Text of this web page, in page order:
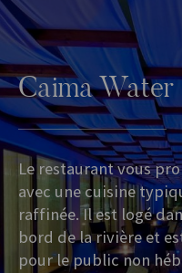
Caima Water
Le restaurant vous
avec une cuisine
raffinée. Il est logé
bord de la rivière et
pour le public non